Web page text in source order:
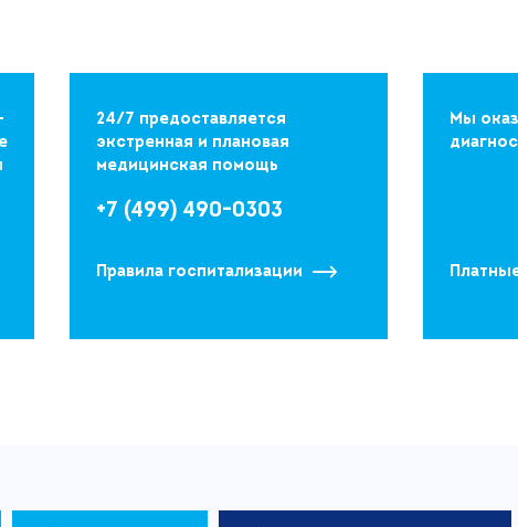
24/7 предоставляется
экстренная и плановая
медицинская помощь
+7 (499) 490-0303
Правила госпитализации
Мы